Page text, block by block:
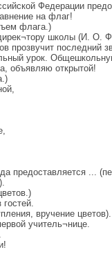
Федерации
на флаг!
флага.)
школы (И. О.
прозвучит последний
урок.
объявляю открытой!
предоставляется ...
вручение цветов).
учитель¬нице.